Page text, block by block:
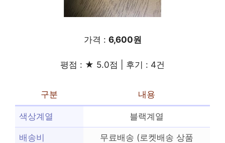
가격 : 6,600원
평점 : ★ 5.0점 | 후기 : 4건
구분 내용
색상계열 블랙계열
배송비
무료배송 (로켓배송 상품